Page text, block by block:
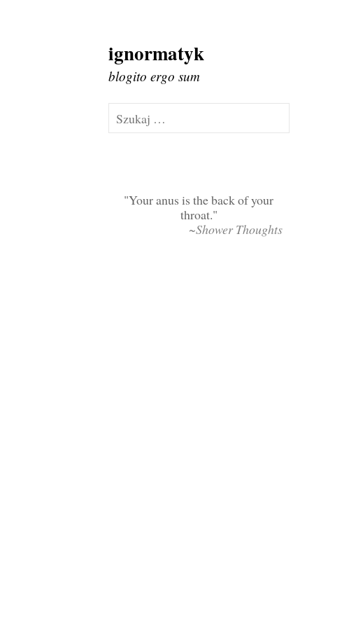
Skip
to
content
ignormatyk
blogito ergo sum
Szukaj:
Your anus is the back of your
throat.
~Shower Thoughts